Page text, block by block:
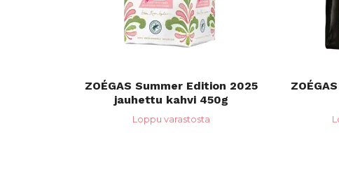
ZOÉGAS Summer Edition 2025
jauhettu kahvi 450g
Loppu varastosta